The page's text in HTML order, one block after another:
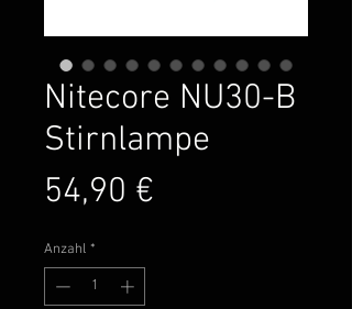
Nitecore NU30-B
Stirnlampe
54,90 €
Anzahl *